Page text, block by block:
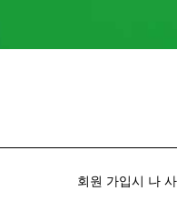
회원 가입시 나